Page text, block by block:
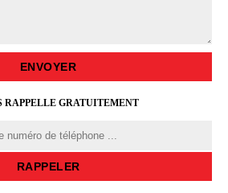
RAPPELLE GRATUITEMENT